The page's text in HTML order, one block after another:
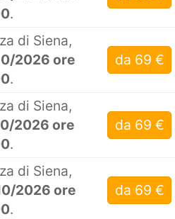
.
di Siena,
2026 ore
.
da 69 €
di Siena,
2026 ore
.
da 69 €
di Siena,
2026 ore
.
da 69 €